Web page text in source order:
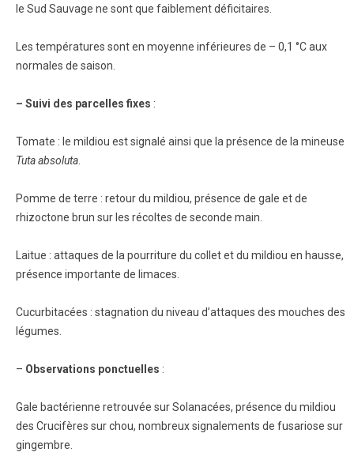
le Sud Sauvage ne sont que faiblement déficitaires.
Les températures sont en moyenne inférieures de – 0,1 °C aux
normales de saison.
– Suivi des parcelles fixes :
Tomate : le mildiou est signalé ainsi que la présence de la mineuse
Tuta absoluta
Pomme de terre : retour du mildiou, présence de gale et de
rhizoctone brun sur les récoltes de seconde main.
Laitue : attaques de la pourriture du collet et du mildiou en hausse,
présence importante de limaces.
Cucurbitacées : stagnation du niveau d’attaques des mouches des
légumes.
– Observations ponctuelles :
Gale bactérienne retrouvée sur Solanacées, présence du mildiou
des Crucifères sur chou, nombreux signalements de fusariose sur
gingembre.